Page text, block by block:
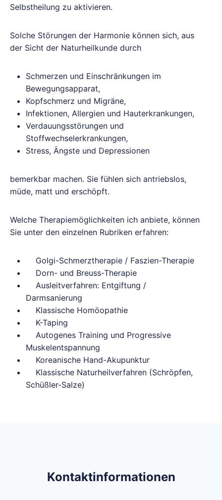
Selbstheilung zu aktivieren.
Solche Störungen der Harmonie können sich, aus
der Sicht der Naturheilkunde durch
Schmerzen und Einschränkungen im
Bewegungsapparat,
Kopfschmerz und Migräne,
Infektionen, Allergien und Hauterkrankungen,
Verdauungsstörungen und
Stoffwechselerkrankungen,
Stress, Ängste und Depressionen
bemerkbar machen. Sie fühlen sich antriebslos,
müde, matt und erschöpft.
Welche Therapiemöglichkeiten ich anbiete, können
Sie unter den einzelnen Rubriken erfahren:
Golgi-Schmerztherapie / Faszien-Therapie
Dorn- und Breuss-Therapie
Ausleitverfahren: Entgiftung /
Darmsanierung
Klassische Homöopathie
K-Taping
Autogenes Training und Progressive
Muskelentspannung
Koreanische Hand-Akupunktur
Klassische Naturheilverfahren (Schröpfen,
Schüßler-Salze)
Kontaktinformationen